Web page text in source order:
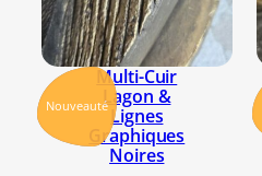
Nouveauté
Multi-Cuir
Lagon &
Lignes
Graphiques
Noires